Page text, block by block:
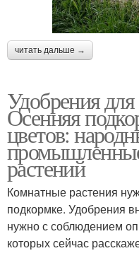
читать дальше →
Удобрения
Осенняя
цветов:
растений
Комнатные растения
подкормке. Удобрения
нужно с соблюдением
которых сейчас